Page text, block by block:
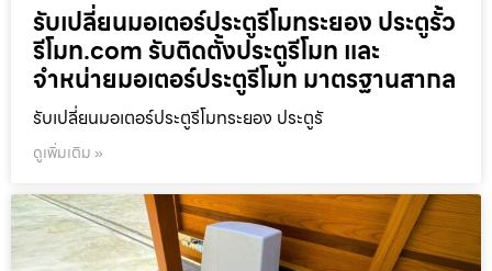
รับเปลี่ยนมอเตอร์ประตูรีโมทระยอง ประตูรั้ว
รีโมท.com รับติดตั้งประตูรีโมท และ
จำหน่ายมอเตอร์ประตูรีโมท มาตรฐานสากล
รับเปลี่ยนมอเตอร์ประตูรีโมทระยอง ประตูรั
ดูเพิ่มเติม »